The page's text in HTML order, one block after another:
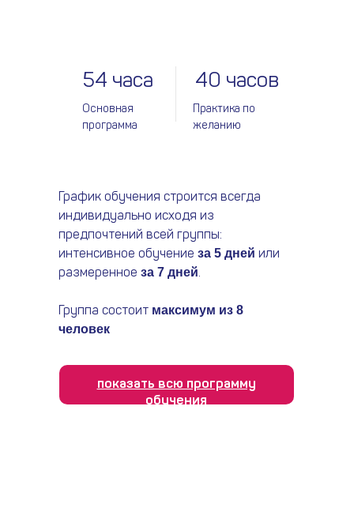
54 часа
Основная
программа
График обучения строится всегда
индивидуально исходя из
предпочтений всей группы:
интенсивное обучение за 5 дней или
размеренное за 7 дней.
Группа состоит максимум из 8
человек
40 часов
Практика по
желанию
показать всю программу
обучения